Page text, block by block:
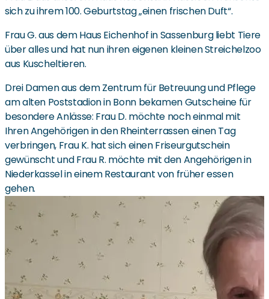
sich zu ihrem 100. Geburtstag „einen frischen Duft“.
Frau G. aus dem Haus Eichenhof in Sassenburg liebt Tiere
über alles und hat nun ihren eigenen kleinen Streichelzoo
aus Kuscheltieren.
Drei Damen aus dem Zentrum für Betreuung und Pflege
am alten Poststadion in Bonn bekamen Gutscheine für
besondere Anlässe: Frau D. möchte noch einmal mit
Ihren Angehörigen in den Rheinterrassen einen Tag
verbringen, Frau K. hat sich einen Friseurgutschein
gewünscht und Frau R. möchte mit den Angehörigen in
Niederkassel in einem Restaurant von früher essen
gehen.